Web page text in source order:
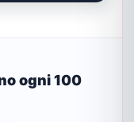
ogni 100